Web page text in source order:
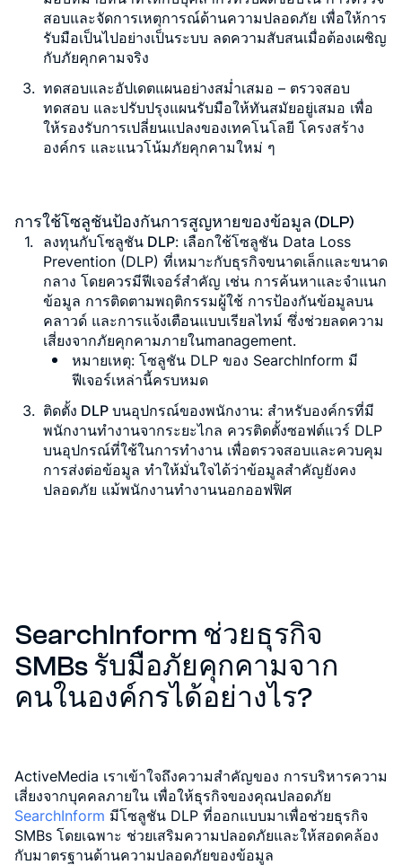
สอบและจัดการเหตุการณ์ด้านความปลอดภัย เพื่อให้การ
รับมือเป็นไปอย่างเป็นระบบ ลดความสับสนเมื่อต้องเผชิญ
กับภัยคุกคามจริง
ทดสอบและอัปเดตแผนอย่างสม่ำเสมอ – ตรวจสอบ
ทดสอบ และปรับปรุงแผนรับมือให้ทันสมัยอยู่เสมอ เพื่อ
ให้รองรับการเปลี่ยนแปลงของเทคโนโลยี โครงสร้าง
องค์กร และแนวโน้มภัยคุกคามใหม่ ๆ
การใช้โซลูชันป้องกันการสูญหายของข้อมูล (DLP)
ลงทุนกับโซลูชัน DLP: เลือกใช้โซลูชัน Data Loss
Prevention (DLP) ที่เหมาะกับธุรกิจขนาดเล็กและขนาด
กลาง โดยควรมีฟีเจอร์สำคัญ เช่น การค้นหาและจำแนก
ข้อมูล การติดตามพฤติกรรมผู้ใช้ การป้องกันข้อมูลบน
คลาวด์ และการแจ้งเตือนแบบเรียลไทม์ ซึ่งช่วยลดความ
เสี่ยงจากภัยคุกคามภายในmanagement.
หมายเหตุ: โซลูชัน DLP ของ SearchInform มี
ฟีเจอร์เหล่านี้ครบหมด
ติดตั้ง DLP บนอุปกรณ์ของพนักงาน: สำหรับองค์กรที่มี
พนักงานทำงานจากระยะไกล ควรติดตั้งซอฟต์แวร์ DLP
บนอุปกรณ์ที่ใช้ในการทำงาน เพื่อตรวจสอบและควบคุม
การส่งต่อข้อมูล ทำให้มั่นใจได้ว่าข้อมูลสำคัญยังคง
ปลอดภัย แม้พนักงานทำงานนอกออฟฟิศ
SearchInform ช่วยธุรกิจ
SMBs รับมือภัยคุกคามจาก
คนในองค์กรได้อย่างไร?
ActiveMedia เราเข้าใจถึงความสำคัญของ การบริหารความ
เสี่ยงจากบุคคลภายใน เพื่อให้ธุรกิจของคุณปลอดภัย
SearchInform มีโซลูชัน DLP ที่ออกแบบมาเพื่อช่วยธุรกิจ
SMBs โดยเฉพาะ ช่วยเสริมความปลอดภัยและให้สอดคล้อง
กับมาตรฐานด้านความปลอดภัยของข้อมูล